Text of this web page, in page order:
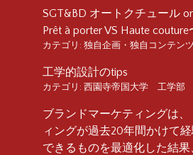
SGT&BD オートクチュール
Prêt à porter VS Haute couture
カテゴリ: 独自企画・独自コンテンツ
工学的設計のtips
カテゴリ: 西園寺帝国大学 工学部
ブランドマーケティングは
ィングが過去20年間かけて
できるものを最適化した結